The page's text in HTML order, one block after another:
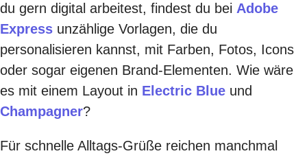
du gern digital arbeitest, findest du bei Adobe
Express unzählige Vorlagen, die du
personalisieren kannst, mit Farben, Fotos, Icons
oder sogar eigenen Brand-Elementen. Wie wäre
es mit einem Layout in Electric Blue und
Champagner?
Für schnelle Alltags-Grüße reichen manchmal